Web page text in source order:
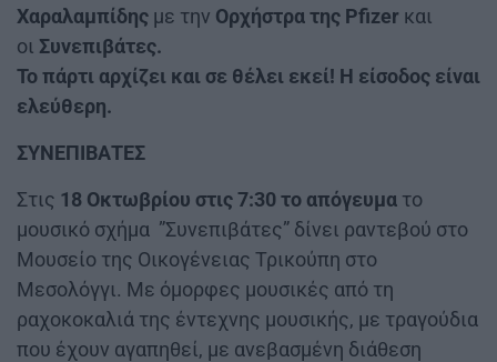
Χαραλαμπίδης με την Ορχήστρα της Pfizer και
οι Συνεπιβάτες.
Το πάρτι αρχίζει και σε θέλει εκεί! Η είσοδος είναι
ελεύθερη.
ΣΥΝΕΠΙΒΑΤΕΣ
Στις 18 Οκτωβρίου στις 7:30 το απόγευμα το
μουσικό σχήμα ”Συνεπιβάτες” δίνει ραντεβού στο
Μουσείο της Οικογένειας Τρικούπη στο
Μεσολόγγι. Με όμορφες μουσικές από τη
ραχοκοκαλιά της έντεχνης μουσικής, με τραγούδια
που έχουν αγαπηθεί, με ανεβασμένη διάθεση